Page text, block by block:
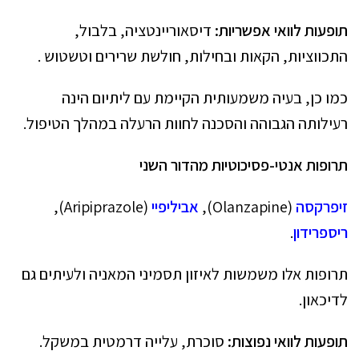
תופעות לוואי אפשריות: דיסאוריינטציה, בלבול,
התכווציות, הקאות ובחילות, חולשת שרירים וטשטוש .
כמו כן, בעיה משמעותית הקיימת עם ליתיום הינה
רעילותה הגבוהה והסכנה לחוות הרעלה במהלך הטיפול.
תרופות אנטי-פסיכוטיות מהדור השני
זיפרקסה (Olanzapine), אביליפיי(Aripiprazole),
ריספרידון.
תרופות אלו משמשות לאיזון תסמיני המאניה ולעיתים גם
לדיכאון.
תופעות לוואי נפוצות: סוכרת, עלייה דרמטית במשקל.